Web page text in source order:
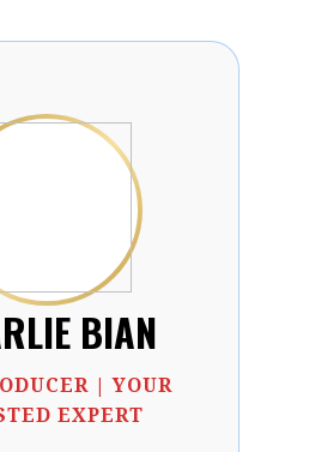
BIAN
| YOUR
EXPERT